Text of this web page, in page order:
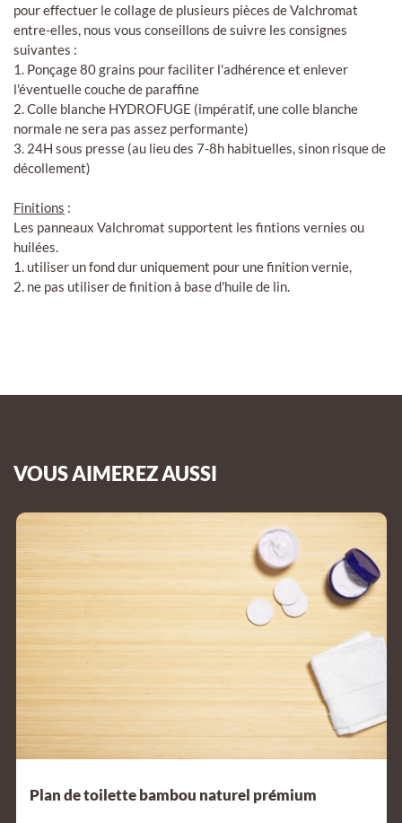
pour effectuer le collage de plusieurs pièces de Valchromat
entre-elles, nous vous conseillons de suivre les consignes
suivantes :
1. Ponçage 80 grains pour faciliter l'adhérence et enlever
l'éventuelle couche de paraffine
2. Colle blanche HYDROFUGE (impératif, une colle blanche
normale ne sera pas assez performante)
3. 24H sous presse (au lieu des 7-8h habituelles, sinon risque de
décollement)
Finitions :
Les panneaux Valchromat supportent les fintions vernies ou
huilées.
1. utiliser un fond dur uniquement pour une finition vernie,
2. ne pas utiliser de finition à base d'huile de lin.
VOUS AIMEREZ AUSSI
Plan de toilette bambou naturel prémium